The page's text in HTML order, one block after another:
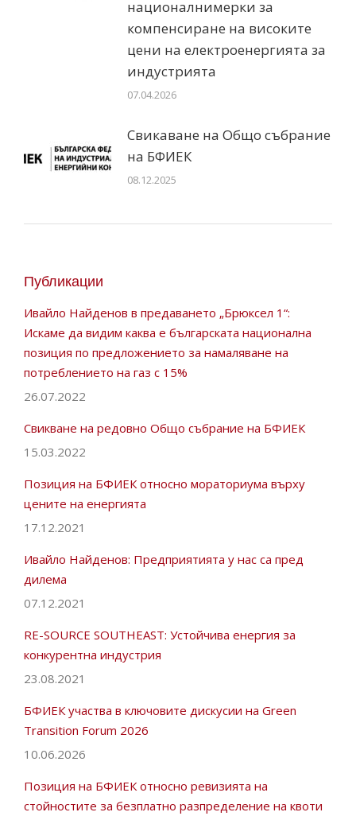
националнимерки за
компенсиране на високите
цени на електроенергията за
индустрията
07.04.2026
Свикаване на Общо събрание
на БФИЕК
08.12.2025
Публикации
Ивайло Найденов в предаването „Брюксел 1“:
Искаме да видим каква е българската национална
позиция по предложението за намаляване на
потреблението на газ с 15%
26.07.2022
Свикване на редовно Общо събрание на БФИЕК
15.03.2022
Позиция на БФИЕК относно мораториума върху
цените на енергията
17.12.2021
Ивайло Найденов: Предприятията у нас са пред
дилема
07.12.2021
RE-SOURCE SOUTHEAST: Устойчива енергия за
конкурентна индустрия
23.08.2021
БФИЕК участва в ключовите дискусии на Green
Transition Forum 2026
10.06.2026
Позиция на БФИЕК относно ревизията на
стойностите за безплатно разпределение на квоти